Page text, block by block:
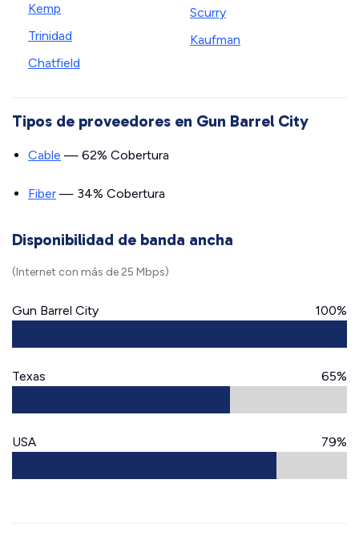
Kemp
Trinidad
Chatfield
Scurry
Kaufman
Tipos de proveedores en Gun Barrel City
Cable — 62% Cobertura
Fiber — 34% Cobertura
Disponibilidad de banda ancha
(Internet con más de 25 Mbps)
Gun Barrel City 100%
Texas 65%
USA 79%